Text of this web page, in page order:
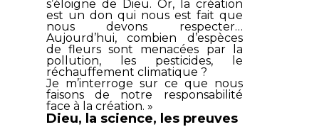
s’éloigne de Dieu. Or, la création
est un don qui nous est fait que
nous devons respecter…
Aujourd’hui, combien d’espèces
de fleurs sont menacées par la
pollution, les pesticides, le
réchauffement climatique ?
Je m’interroge sur ce que nous
faisons de notre responsabilité
face à la création. »
Dieu, la science, les preuves